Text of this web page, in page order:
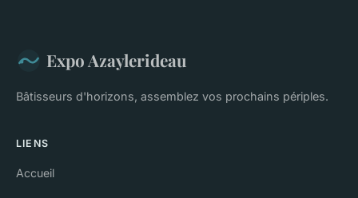
Expo Azaylerideau
Bâtisseurs d'horizons, assemblez vos prochains périples.
LIENS
Accueil